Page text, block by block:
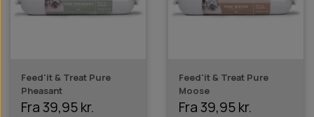
Feed'it & Treat Pure
Pheasant
Fra 39,95 kr.
Feed'it & Treat Pure
Moose
Fra 39,95 kr.